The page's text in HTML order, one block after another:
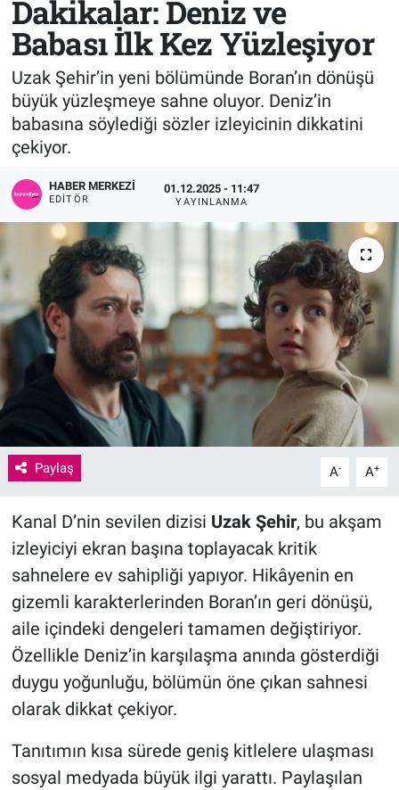
Dakikalar: Deniz ve
Babası İlk Kez Yüzleşiyor
Uzak Şehir’in yeni bölümünde Boran’ın dönüşü
büyük yüzleşmeye sahne oluyor. Deniz’in
babasına söylediği sözler izleyicinin dikkatini
çekiyor.
HABER MERKEZI
EDITÖR
01.12.2025 - 11:47
YAYINLANMA
Paylaş A- A+
Kanal D’nin sevilen dizisi Uzak Şehir, bu akşam
izleyiciyi ekran başına toplayacak kritik
sahnelere ev sahipliği yapıyor. Hikâyenin en
gizemli karakterlerinden Boran’ın geri dönüşü,
aile içindeki dengeleri tamamen değiştiriyor.
Özellikle Deniz’in karşılaşma anında gösterdiği
duygu yoğunluğu, bölümün öne çıkan sahnesi
olarak dikkat çekiyor.
Tanıtımın kısa sürede geniş kitlelere ulaşması
sosyal medyada büyük ilgi yarattı. Paylaşılan
Sağlık
Spor
Teknoloji
KÜLTÜR SANAT